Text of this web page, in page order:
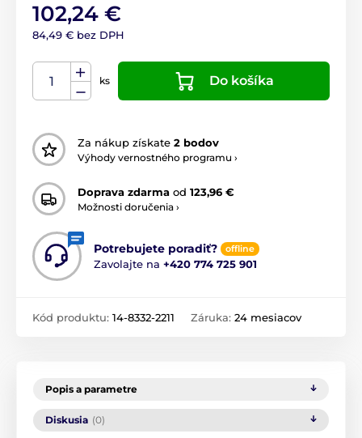
102,24 €
84,49 € bez DPH
ks Do košíka
Za nákup získate 2 bodov
Výhody vernostného programu ›
Doprava zdarma od 123,96 €
Možnosti doručenia ›
Potrebujete poradiť? offline
Zavolajte na +420 774 725 901
Kód produktu: 14-8332-2211 Záruka: 24 mesiacov
Popis a parametre
Diskusia (0)